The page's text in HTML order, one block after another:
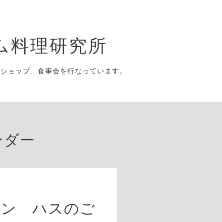
料理研究所
ョップ、食事会を行なっています。
ー
ン ハスのご